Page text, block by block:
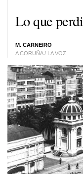
Lo que
M. CARNEIRO
A CORUÑA / LA VOZ